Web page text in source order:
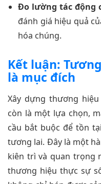
Đo lường tác động
đánh giá hiệu quả
hóa chúng.
Kết luận:
là mục đích
Xây dựng thương
còn là một lựa chọn,
cầu bắt buộc để tồn
tương lai. Đây là một
kiên trì và quan trọng
thương hiệu thực sự